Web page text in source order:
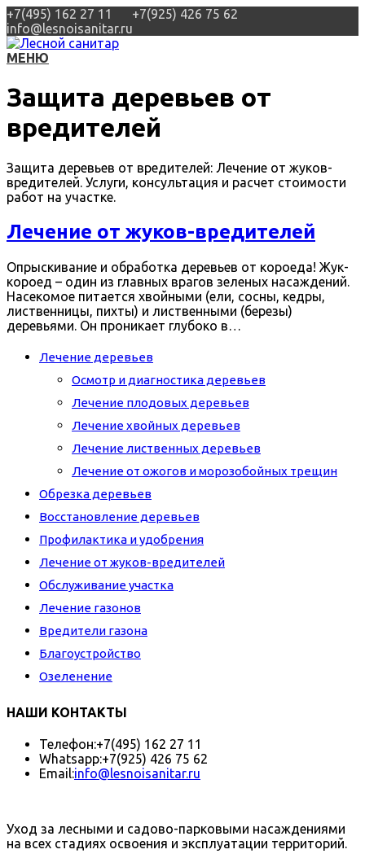
+7(495) 162 27 11 +7(925) 426 75 62
info@lesnoisanitar.ru
МЕНЮ
Защита деревьев от
вредителей
Защита деревьев от вредителей: Лечение от жуков-
вредителей. Услуги, консультация и расчет стоимости
работ на участке.
Лечение от жуков-вредителей
Опрыскивание и обработка деревьев от короеда! Жук-
короед – один из главных врагов зеленых насаждений.
Насекомое питается хвойными (ели, сосны, кедры,
лиственницы, пихты) и лиственными (березы)
деревьями. Он проникает глубоко в…
Лечение деревьев
Осмотр и диагностика деревьев
Лечение плодовых деревьев
Лечение хвойных деревьев
Лечение лиственных деревьев
Лечение от ожогов и морозобойных трещин
Обрезка деревьев
Восстановление деревьев
Профилактика и удобрения
Лечение от жуков-вредителей
Обслуживание участка
Лечение газонов
Вредители газона
Благоустройство
Озеленение
НАШИ КОНТАКТЫ
Телефон:+7(495) 162 27 11
Whatsapp:+7(925) 426 75 62
Email:info@lesnoisanitar.ru
Уход за лесными и садово-парковыми насаждениями
на всех стадиях освоения и эксплуатации территорий.